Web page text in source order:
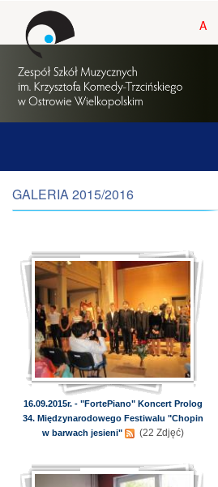
A
GALERIA 2015/2016
16.09.2015r. - "FortePiano" Koncert Prolog
34. Międzynarodowego Festiwalu "Chopin
w barwach jesieni"
(22 Zdjęć)